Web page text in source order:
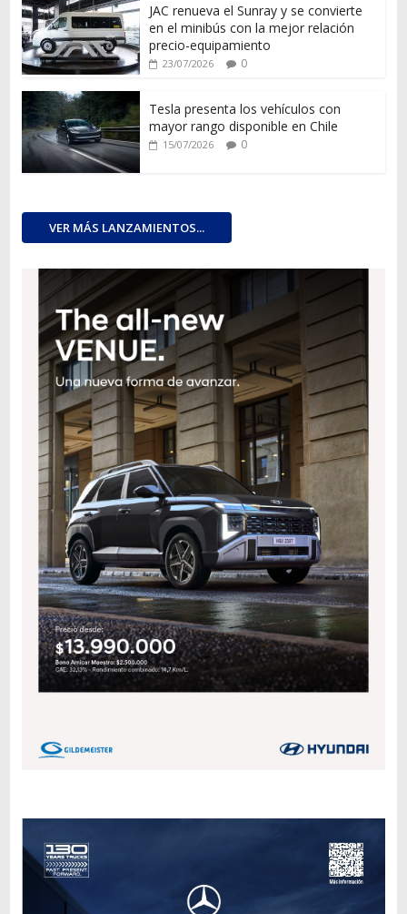
JAC renueva el Sunray y se convierte
en el minibús con la mejor relación
precio-equipamiento
23/07/2026 0
Tesla presenta los vehículos con
mayor rango disponible en Chile
15/07/2026 0
VER MÁS LANZAMIENTOS...